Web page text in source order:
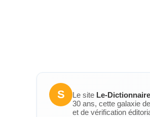
S Le site Le-
30 ans, cette galaxie
et de vérification